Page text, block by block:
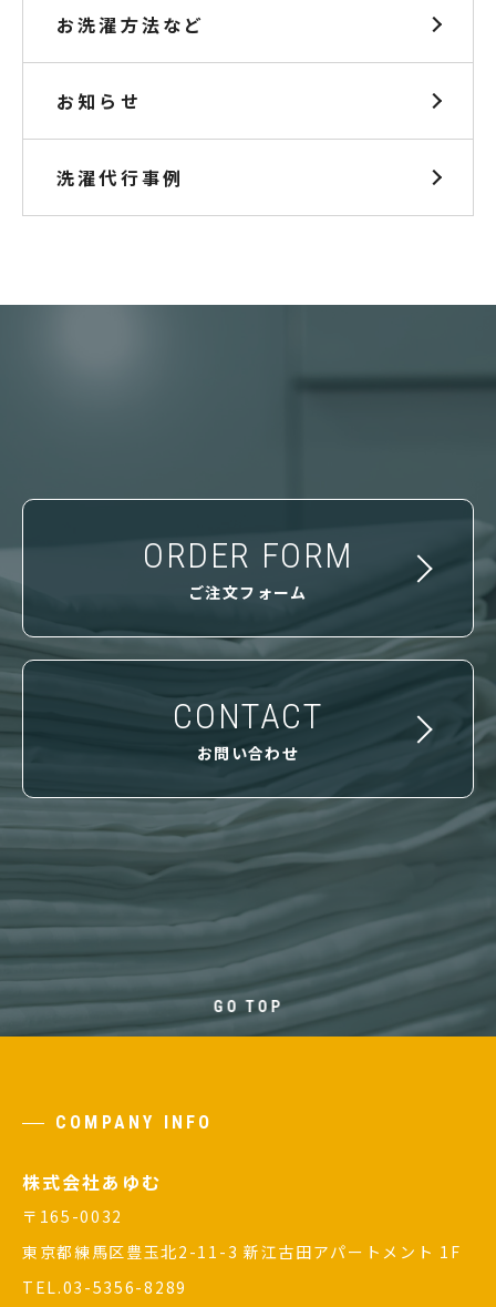
お洗濯方法など
お知らせ
洗濯代行事例
ORDER FORM
ご注文フォーム
CONTACT
お問い合わせ
GO TOP
COMPANY INFO
株式会社あゆむ
〒165-0032
東京都練馬区豊玉北2-11-3 新江古田アパートメント 1F
TEL.03-5356-8289